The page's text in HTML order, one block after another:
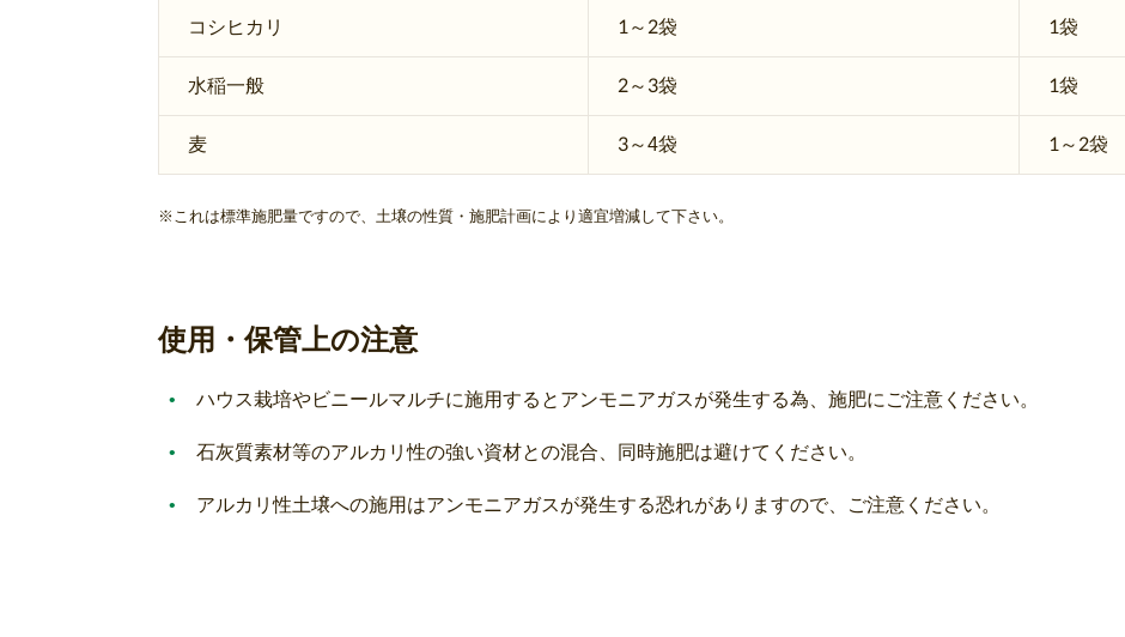
コシヒカリ 1～2袋 1袋
水稲一般 2～3袋 1袋
麦 3～4袋 1～2袋
これは標準施肥量ですので、土壌の性質・施肥計画により適宜増減して下さい。
使用・保管上の注意
ハウス栽培やビニールマルチに施用するとアンモニアガスが発生する為、施肥にご注意ください。
石灰質素材等のアルカリ性の強い資材との混合、同時施肥は避けてください。
アルカリ性土壌への施用はアンモニアガスが発生する恐れがありますので、ご注意ください。